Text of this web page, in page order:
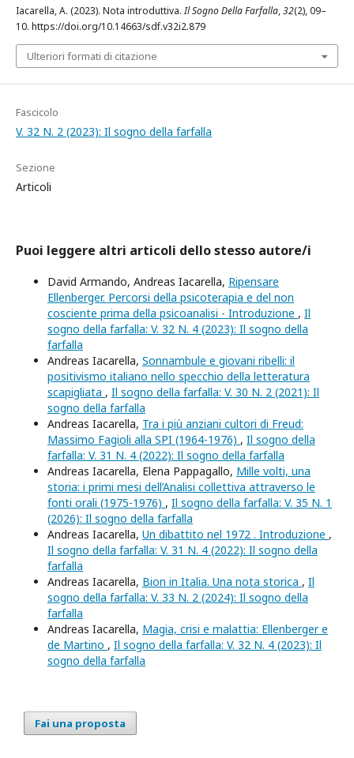
Iacarella, A. (2023). Nota introduttiva.Il Sogno Della Farfalla,32(2), 09–
10. https://doi.org/10.14663/sdf.v32i2.879
Ulteriori formati di citazione
Fascicolo
V. 32 N. 2 (2023): Il sogno della farfalla
Sezione
Articoli
Puoi leggere altri articoli dello stesso autore/i
David Armando, Andreas Iacarella, Ripensare
Ellenberger. Percorsi della psicoterapia e del non
cosciente prima della psicoanalisi - Introduzione , Il
sogno della farfalla: V. 32 N. 4 (2023): Il sogno della
farfalla
Andreas Iacarella, Sonnambule e giovani ribelli: il
positivismo italiano nello specchio della letteratura
scapigliata , Il sogno della farfalla: V. 30 N. 2 (2021): Il
sogno della farfalla
Andreas Iacarella, Tra i più anziani cultori di Freud:
Massimo Fagioli alla SPI (1964-1976) , Il sogno della
farfalla: V. 31 N. 4 (2022): Il sogno della farfalla
Andreas Iacarella, Elena Pappagallo, Mille volti, una
storia: i primi mesi dell’Analisi collettiva attraverso le
fonti orali (1975-1976) , Il sogno della farfalla: V. 35 N. 1
(2026): Il sogno della farfalla
Andreas Iacarella, Un dibattito nel 1972 . Introduzione ,
Il sogno della farfalla: V. 31 N. 4 (2022): Il sogno della
farfalla
Andreas Iacarella, Bion in Italia. Una nota storica , Il
sogno della farfalla: V. 33 N. 2 (2024): Il sogno della
farfalla
Andreas Iacarella, Magia, crisi e malattia: Ellenberger e
de Martino , Il sogno della farfalla: V. 32 N. 4 (2023): Il
sogno della farfalla
Fai una proposta